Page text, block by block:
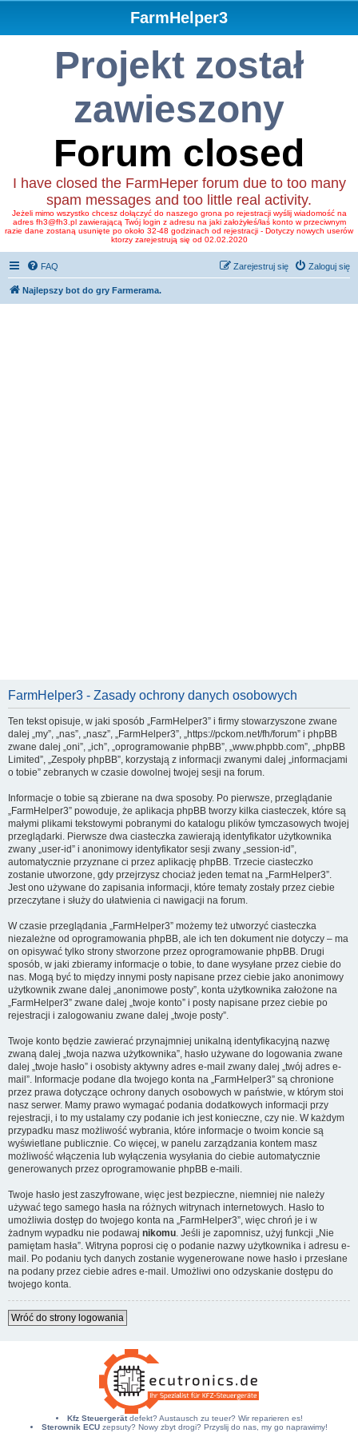
FarmHelper3
Projekt został
zawieszony
Forum closed
I have closed the FarmHeper forum due to too many
spam messages and too little real activity.
Jeżeli mimo wszystko chcesz dołączyć do naszego grona po rejestracji wyślij wiadomość na
adres fh3@fh3.pl zawierającą Twój login z adresu na jaki założyłeś/łaś konto w przeciwnym
razie dane zostaną usunięte po około 32-48 godzinach od rejestracji - Dotyczy nowych userów
ktorzy zarejestrują się od 02.02.2020
FAQ Zaloguj się
Zarejestruj się
Najlepszy bot do gry Farmerama.
FarmHelper3 - Zasady ochrony danych osobowych
Ten tekst opisuje, w jaki sposób „FarmHelper3” i firmy stowarzyszone zwane
dalej „my”, „nas”, „nasz”, „FarmHelper3”, „https://pckom.net/fh/forum” i phpBB
zwane dalej „oni”, „ich”, „oprogramowanie phpBB”, „www.phpbb.com”, „phpBB
Limited”, „Zespoły phpBB”, korzystają z informacji zwanymi dalej „informacjami
o tobie” zebranych w czasie dowolnej twojej sesji na forum.
Informacje o tobie są zbierane na dwa sposoby. Po pierwsze, przeglądanie
„FarmHelper3” powoduje, że aplikacja phpBB tworzy kilka ciasteczek, które są
małymi plikami tekstowymi pobranymi do katalogu plików tymczasowych twojej
przeglądarki. Pierwsze dwa ciasteczka zawierają identyfikator użytkownika
zwany „user-id” i anonimowy identyfikator sesji zwany „session-id”,
automatycznie przyznane ci przez aplikację phpBB. Trzecie ciasteczko
zostanie utworzone, gdy przejrzysz chociaż jeden temat na „FarmHelper3”.
Jest ono używane do zapisania informacji, które tematy zostały przez ciebie
przeczytane i służy do ułatwienia ci nawigacji na forum.
W czasie przeglądania „FarmHelper3” możemy też utworzyć ciasteczka
niezależne od oprogramowania phpBB, ale ich ten dokument nie dotyczy – ma
on opisywać tylko strony stworzone przez oprogramowanie phpBB. Drugi
sposób, w jaki zbieramy informacje o tobie, to dane wysyłane przez ciebie do
nas. Mogą być to między innymi posty napisane przez ciebie jako anonimowy
użytkownik zwane dalej „anonimowe posty”, konta użytkownika założone na
„FarmHelper3” zwane dalej „twoje konto” i posty napisane przez ciebie po
rejestracji i zalogowaniu zwane dalej „twoje posty”.
Twoje konto będzie zawierać przynajmniej unikalną identyfikacyjną nazwę
zwaną dalej „twoja nazwa użytkownika”, hasło używane do logowania zwane
dalej „twoje hasło” i osobisty aktywny adres e-mail zwany dalej „twój adres e-
mail”. Informacje podane dla twojego konta na „FarmHelper3” są chronione
przez prawa dotyczące ochrony danych osobowych w państwie, w którym stoi
nasz serwer. Mamy prawo wymagać podania dodatkowych informacji przy
rejestracji, i to my ustalamy czy podanie ich jest konieczne, czy nie. W każdym
przypadku masz możliwość wybrania, które informacje o twoim koncie są
wyświetlane publicznie. Co więcej, w panelu zarządzania kontem masz
możliwość włączenia lub wyłączenia wysyłania do ciebie automatycznie
generowanych przez oprogramowanie phpBB e-maili.
Twoje hasło jest zaszyfrowane, więc jest bezpieczne, niemniej nie należy
używać tego samego hasła na różnych witrynach internetowych. Hasło to
umożliwia dostęp do twojego konta na „FarmHelper3”, więc chroń je i w
żadnym wypadku nie podawaj nikomu. Jeśli je zapomnisz, użyj funkcji „Nie
pamiętam hasła”. Witryna poprosi cię o podanie nazwy użytkownika i adresu e-
mail. Po podaniu tych danych zostanie wygenerowane nowe hasło i przesłane
na podany przez ciebie adres e-mail. Umożliwi ono odzyskanie dostępu do
twojego konta.
Wróć do strony logowania
Kfz Steuergerätdefekt? Austausch zu teuer? Wir reparieren es!
Sterownik ECU zepsuty? Nowy zbyt drogi? Przyslij do nas, my go naprawimy!